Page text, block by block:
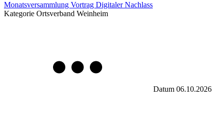
Monatsversammlung Vortrag Digitaler Nachlass
Kategorie Ortsverband Weinheim
Datum 06.10.2026